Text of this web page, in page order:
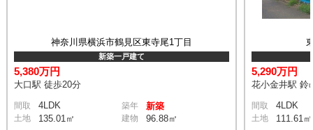
神奈川県横浜市鶴見区東寺尾1丁目
新築一戸建て
5,380万円
大口駅 徒歩20分
間取 4LDK 築年 新築
土地 135.01㎡ 建物 96.88㎡
5,290万円
花小金井駅 鈴
間取 4LDK
土地 111.61㎡